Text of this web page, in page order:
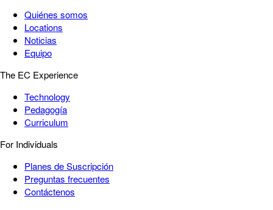
Quiénes somos
Locations
Noticias
Equipo
The EC Experience
Technology
Pedagogía
Curriculum
For Individuals
Planes de Suscripción
Preguntas frecuentes
Contáctenos